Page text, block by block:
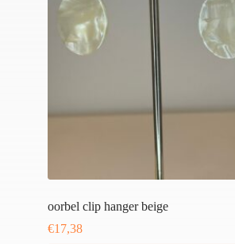
oorbel clip hanger beige
€17,38